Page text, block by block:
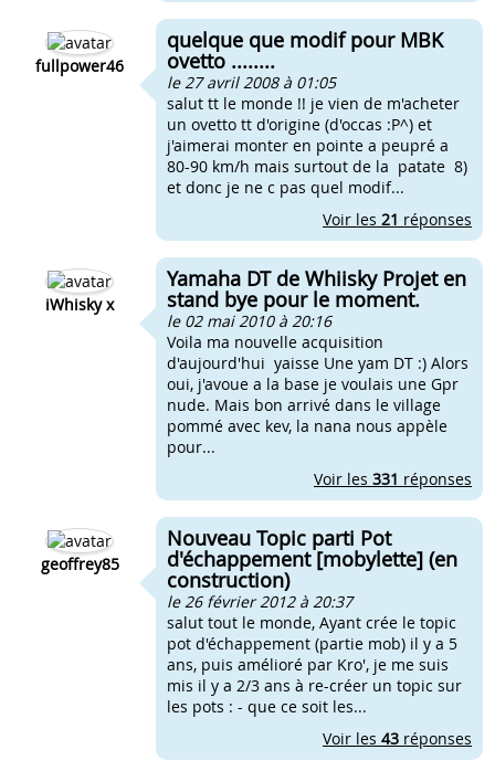
fullpower46
quelque que modif pour MBK
ovetto ........
le 27 avril 2008 à 01:05
salut tt le monde !! je vien de m'acheter
un ovetto tt d'origine (d'occas :P^) et
j'aimerai monter en pointe a peupré a
80-90 km/h mais surtout de la patate 8)
et donc je ne c pas quel modif...
Voir les 21 réponses
iWhisky x
Yamaha DT de Whiisky Projet en
stand bye pour le moment.
le 02 mai 2010 à 20:16
Voila ma nouvelle acquisition
d'aujourd'hui yaisse Une yam DT :) Alors
oui, j'avoue a la base je voulais une Gpr
nude. Mais bon arrivé dans le village
pommé avec kev, la nana nous appèle
pour...
Voir les 331 réponses
geoffrey85
Nouveau Topic parti Pot
d'échappement [mobylette] (en
construction)
le 26 février 2012 à 20:37
salut tout le monde, Ayant crée le topic
pot d'échappement (partie mob) il y a 5
ans, puis amélioré par Kro', je me suis
mis il y a 2/3 ans à re-créer un topic sur
les pots : - que ce soit les...
Voir les 43 réponses